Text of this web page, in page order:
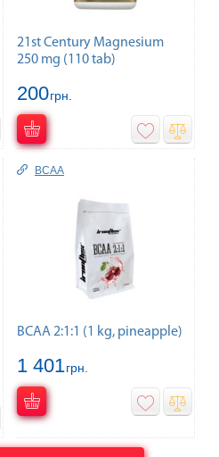
21st Century Magnesium
250 mg (110 tab)
200грн.
BCAA
BCAA 2:1:1 (1 kg, pineapple)
1 401грн.